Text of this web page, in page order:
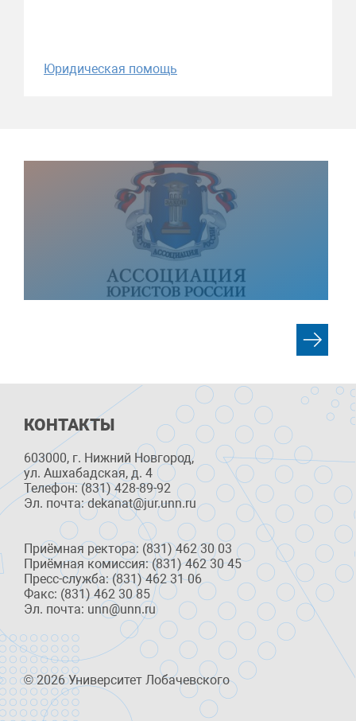
Юридическая помощь
КОНТАКТЫ
603000, г. Нижний Новгород,
ул. Ашхабадская, д. 4
Телефон: (831) 428-89-92
Эл. почта: dekanat@jur.unn.ru
Приёмная ректора: (831) 462 30 03
Приёмная комиссия: (831) 462 30 45
Пресс-служба: (831) 462 31 06
Факс: (831) 462 30 85
Эл. почта: unn@unn.ru
© 2026 Университет Лобачевского